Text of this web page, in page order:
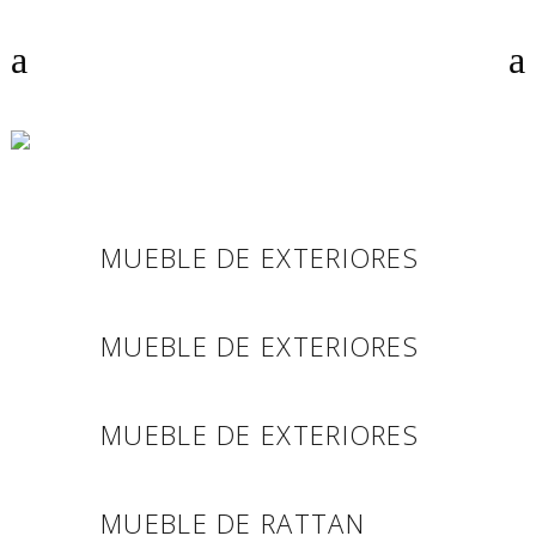
MUEBLE DE EXTERIORES
MUEBLE DE EXTERIORES
MUEBLE DE EXTERIORES
MUEBLE DE RATTAN